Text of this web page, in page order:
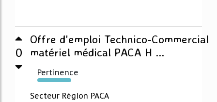
0
Offre d'emploi Technico-Commercial
matériel médical PACA H ...
Pertinence
570%
Secteur Région PACA